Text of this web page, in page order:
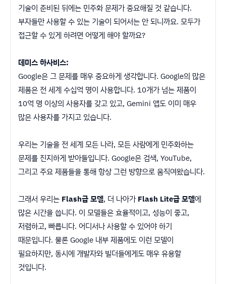
기술이 준비된 뒤에는 민주화 문제가 중요해질 것 같습니다.
부자들만 사용할 수 있는 기술이 되어서는 안 되니까요. 모두가
접근할 수 있게 하려면 어떻게 해야 할까요?
데미스 하사비스:
Google은 그 문제를 매우 중요하게 생각합니다. Google의 많은
제품은 전 세계 수십억 명이 사용합니다. 10개가 넘는 제품이
10억 명 이상의 사용자를 갖고 있고, Gemini 앱도 이미 매우
많은 사용자를 가지고 있습니다.
우리는 기술을 전 세계 모든 나라, 모든 사람에게 민주화하는
문제를 진지하게 받아들입니다. Google은 검색, YouTube,
그리고 주요 제품들을 통해 항상 그런 방향으로 움직여왔습니다.
그래서 우리는 Flash급 모델, 더 나아가Flash Lite급 모델에
많은 시간을 씁니다. 이 모델들은 효율적이고, 성능이 좋고,
저렴하고, 빠릅니다. 어디서나 사용할 수 있어야 하기
때문입니다. 물론 Google 내부 제품에도 이런 모델이
필요하지만, 동시에 개발자와 빌더들에게도 매우 유용할
것입니다.